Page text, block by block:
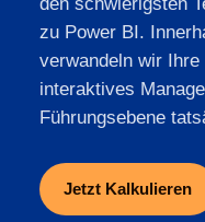
zu Power BI.
verwandeln wir
interaktives
Führungsebene
Jetzt Kalkulieren